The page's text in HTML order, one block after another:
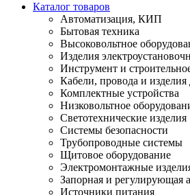
Каталог товаров
Автоматизация, КИП
Бытовая техника
Высоковольтное
Изделия
Инструмент и
Кабели, провода и изделия
Комплектные устройства
Низковольтное
Светотехнические изделия
Системы безопасности
Трубопроводные системы
Щитовое оборудование
Электромонтажные
Запорная и регулирующая
Источники питания